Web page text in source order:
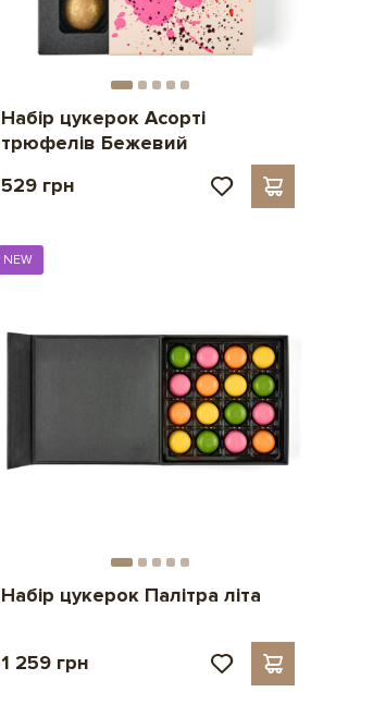
Набір цукерок Асорті
трюфелів Бежевий
529 грн
NEW
Набір цукерок Палітра літа
1 259 грн